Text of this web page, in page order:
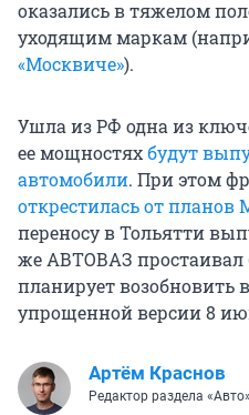
оказались в тяжелом
уходящим маркам
«Москвиче»).
Ушла из РФ одна из
ее мощностяхбудут
автомобили. При этом
открестилась от
переносу в Тольятти
же АВТОВАЗ
планирует возобновить
упрощенной версии 8
Артём Краснов
Редактор раздела «Авто»